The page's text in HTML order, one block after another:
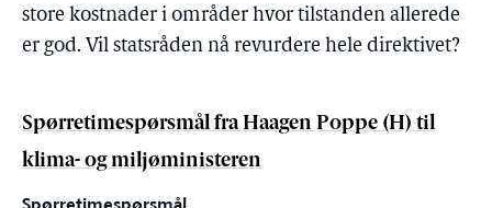
store kostnader i områder hvor tilstanden allerede
er god. Vil statsråden nå revurdere hele direktivet?
Spørretimespørsmål fra Haagen Poppe (H) til
klima- og miljøministeren